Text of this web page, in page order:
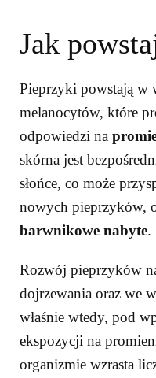
Jak
Pieprzyki powstają w
melanocytów, które
odpowiedzi na
skórna jest
słońce, co może
nowych pieprzyków,
barwnikowe nabyte.
Rozwój pieprzyków
dojrzewania oraz we
właśnie wtedy, pod
ekspozycji na
organizmie wzrasta